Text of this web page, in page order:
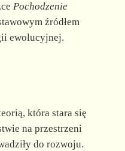
Pochodzenie
źródłem
ewolucyjnej.
która stara się
na przestrzeni
do rozwoju.